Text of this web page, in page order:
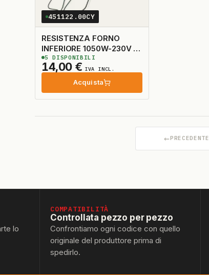
451122.00CY
RESISTENZA FORNO
INFERIORE 1050W-230V +
450W-98V
14,00 € IVA INCL.
Acquista
5 DISPONIBILI
←PRECEDENTE
lo
COMPATIBILITÀ
Controllata pezzo per pezzo
Confrontiamo ogni codice con quello
originale del produttore prima di
spedirlo.